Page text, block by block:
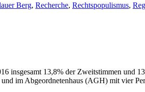
Berg, Recherche, Rechtspopulismus,
insgesamt 13,8% der Zweitstimmen und
im Abgeordnetenhaus (AGH) mit vier